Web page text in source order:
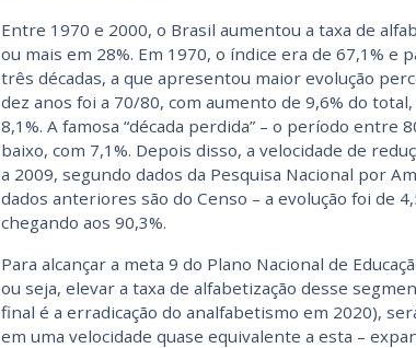
Entre 1970 e 2000, o Brasil aumentou a taxa de
ou mais em 28%. Em 1970, o índice era de 67,1% e
três décadas, a que apresentou maior evolução
dez anos foi a 70/80, com aumento de 9,6% do
8,1%. A famosa “década perdida” – o período entre
baixo, com 7,1%. Depois disso, a velocidade de
a 2009, segundo dados da Pesquisa Nacional por
dados anteriores são do Censo – a evolução foi de
chegando aos 90,3%.
Para alcançar a meta 9 do Plano Nacional de
ou seja, elevar a taxa de alfabetização desse
final é a erradicação do analfabetismo em 2020),
em uma velocidade quase equivalente a esta –